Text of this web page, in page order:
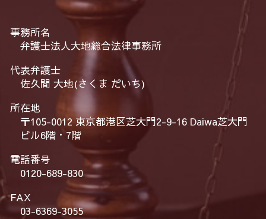
事務所名
弁護士法人大地総合法律事務所
代表弁護士
佐久間 大地(さくま だいち)
所在地
〒105-0012 東京都港区芝大門2-9-16 Daiwa芝大門
ビル6階・7階
電話番号
0120-689-830
FAX
03-6369-3055